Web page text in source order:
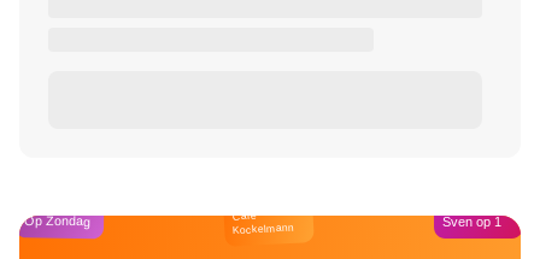
Op Zondag Café
Kockelmann Sven op 1